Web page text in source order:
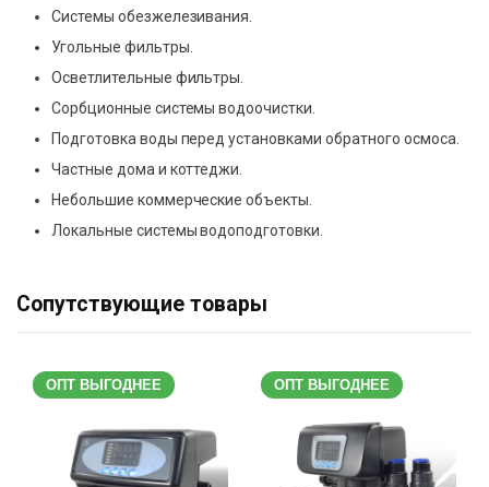
Системы обезжелезивания.
Угольные фильтры.
Осветлительные фильтры.
Сорбционные системы водоочистки.
Подготовка воды перед установками обратного осмоса.
Частные дома и коттеджи.
Небольшие коммерческие объекты.
Локальные системы водоподготовки.
Сопутствующие товары
ОПТ ВЫГОДНЕЕ ОПТ ВЫГОДНЕЕ